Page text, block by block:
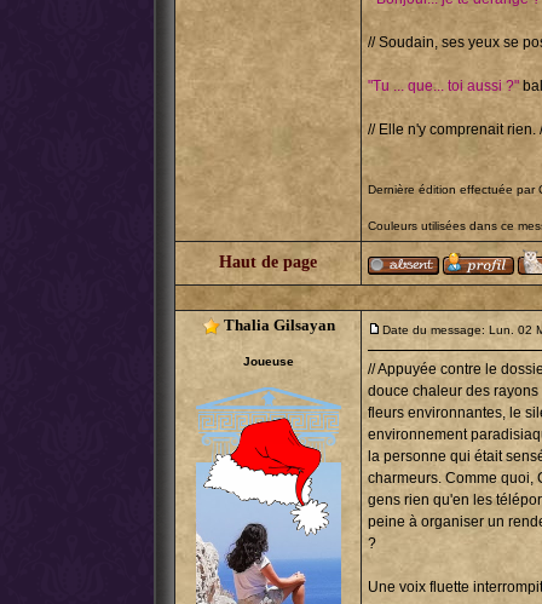
// Soudain, ses yeux se
"Tu ... que... toi aussi ?"
// Elle n'y comprenait rien.
Dernière édition effectuée par
Couleurs utilisées dans ce
Haut de page
Thalia Gilsayan
Joueuse
Date du message: Lun. 02
// Appuyée contre le
douce chaleur des
fleurs environnantes, le
environnement
la personne qui était
charmeurs. Comme
gens rien qu'en les
peine à organiser un
?
Une voix fluette